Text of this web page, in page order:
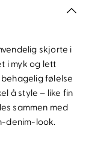
skjorte i
i myk og lett
behagelig følelse
å style – like fin
sammen med
denim-look.